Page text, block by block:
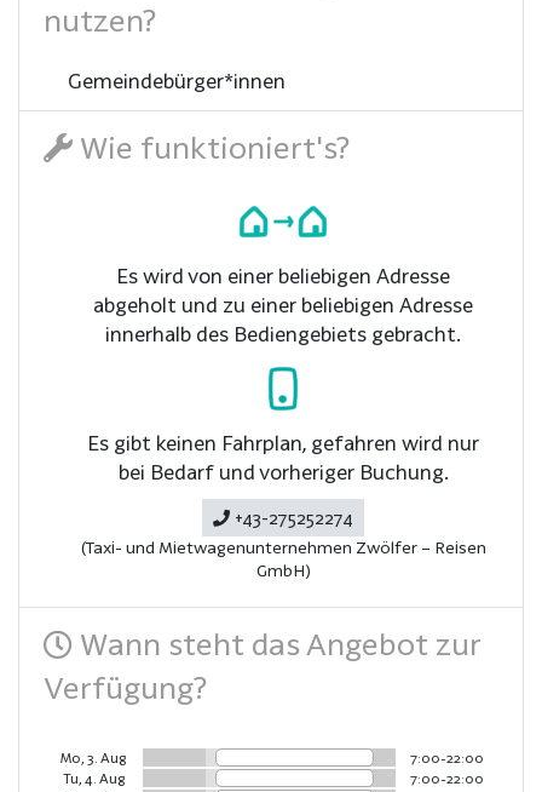
nutzen?
Gemeindebürger*innen
Wie funktioniert's?
Es wird von einer beliebigen Adresse
abgeholt und zu einer beliebigen Adresse
innerhalb des Bediengebiets gebracht.
Es gibt keinen Fahrplan, gefahren wird nur
bei Bedarf und vorheriger Buchung.
+43-275252274
(Taxi- und Mietwagenunternehmen Zwölfer – Reisen
GmbH)
Wann steht das Angebot zur
Verfügung?
Mo, 3. Aug
7:00-22:00
Tu, 4. Aug
7:00-22:00